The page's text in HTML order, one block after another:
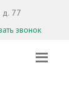
д. 77
звонок